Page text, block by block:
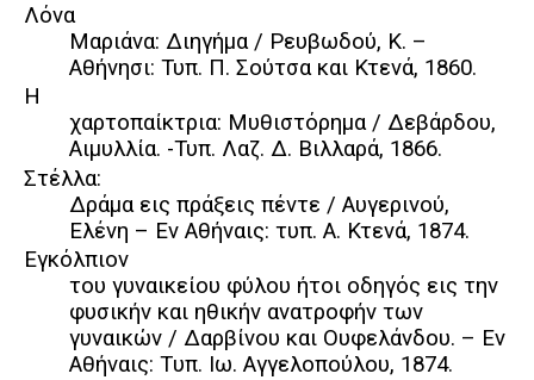
Λόνα
Μαριάνα: Διηγήμα / Ρευβωδού, Κ. –
Αθήνησι: Τυπ. Π. Σούτσα και Κτενά, 1860.
Η
χαρτοπαίκτρια: Μυθιστόρημα / Δεβάρδου,
Αιμυλλία. -Τυπ. Λαζ. Δ. Βιλλαρά, 1866.
Στέλλα:
Δράμα εις πράξεις πέντε / Αυγερινού,
Ελένη – Εν Αθήναις: τυπ. Α. Κτενά, 1874.
Εγκόλπιον
του γυναικείου φύλου ήτοι οδηγός εις την
φυσικήν και ηθικήν ανατροφήν των
γυναικών / Δαρβίνου και Ουφελάνδου. – Εν
Αθήναις: Tυπ. Ιω. Αγγελοπούλου, 1874.